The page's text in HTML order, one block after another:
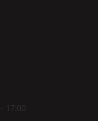
17:00